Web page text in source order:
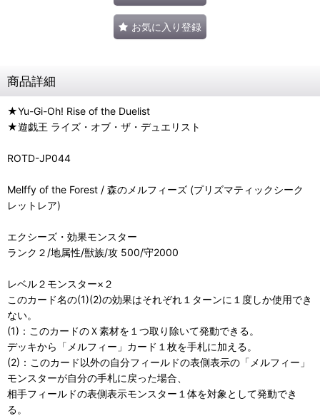
お気に入り登録
商品詳細
★Yu-Gi-Oh! Rise of the Duelist
★遊戯王 ライズ・オブ・ザ・デュエリスト
ROTD-JP044
Melffy of the Forest / 森のメルフィーズ (プリズマティックシーク
レットレア)
エクシーズ・効果モンスター
ランク２/地属性/獣族/攻 500/守2000
レベル２モンスター×２
このカード名の(1)(2)の効果はそれぞれ１ターンに１度しか使用でき
ない。
(1)：このカードのＸ素材を１つ取り除いて発動できる。
デッキから「メルフィー」カード１枚を手札に加える。
(2)：このカード以外の自分フィールドの表側表示の「メルフィー」
モンスターが自分の手札に戻った場合、
相手フィールドの表側表示モンスター１体を対象として発動でき
る。